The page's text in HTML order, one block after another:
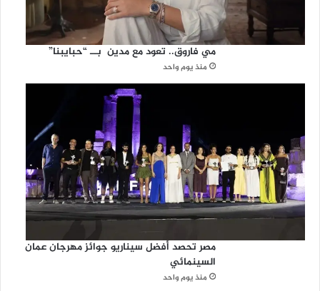
مي فاروق.. تعود مع مدين بــ “حبايبنا”
منذ يوم واحد
مصر تحصد أفضل سيناريو جوائز مهرجان عمان
السينمائي
منذ يوم واحد